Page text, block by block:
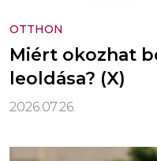
OTTHON
Miért okozhat
leoldása? (X)
2026.07.26.